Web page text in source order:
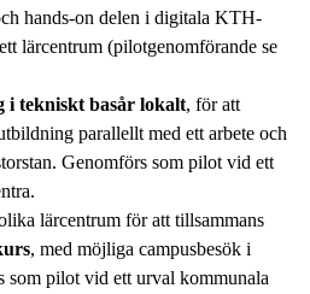
hands-on delen i digitala KTH-
lärcentrum (pilotgenomförande se
i tekniskt basår lokalt, för att
parallellt med ett arbete och
Genomförs som pilot vid ett
lärcentrum för att tillsammans
, med möjliga campusbesök i
som pilot vid ett urval kommunala